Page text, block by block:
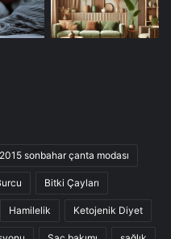
2015 sonbahar çanta modası
Bitki Çayları
Hamilelik Ketojenik Diyet